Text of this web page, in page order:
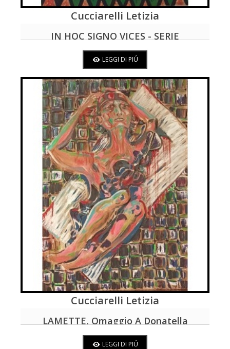
LEGGI DI PIÚ
Cucciarelli Letizia
IN HOC SIGNO VICES - SERIE
LEGGI DI PIÚ
LEGGI DI PIÚ
Cucciarelli Letizia
LAMETTE, Omaggio A Donatella
LEGGI DI PIÚ